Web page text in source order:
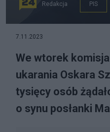
Redakcja PIS
7.11.2023
We wtorek
ukarania Oskara
tysięcy osób
o synu posłanki